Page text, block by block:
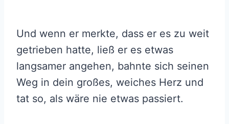
Und wenn er merkte, dass er es zu weit
getrieben hatte, ließ er es etwas
langsamer angehen, bahnte sich seinen
Weg in dein großes, weiches Herz und
tat so, als wäre nie etwas passiert.